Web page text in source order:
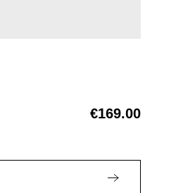
€169.00